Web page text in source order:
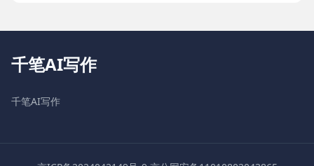
千笔AI写作
千笔AI写作